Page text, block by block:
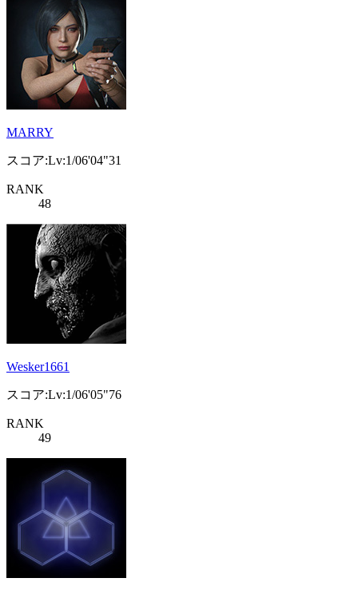
MARRY
スコア:Lv:1/06'04"31
RANK
48
Wesker1661
スコア:Lv:1/06'05"76
RANK
49